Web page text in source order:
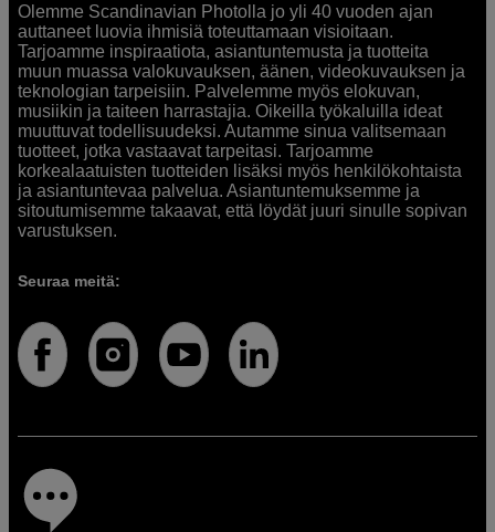
Olemme Scandinavian Photolla jo yli 40 vuoden ajan
auttaneet luovia ihmisiä toteuttamaan visioitaan.
Tarjoamme inspiraatiota, asiantuntemusta ja tuotteita
muun muassa valokuvauksen, äänen, videokuvauksen ja
teknologian tarpeisiin. Palvelemme myös elokuvan,
musiikin ja taiteen harrastajia. Oikeilla työkaluilla ideat
muuttuvat todellisuudeksi. Autamme sinua valitsemaan
tuotteet, jotka vastaavat tarpeitasi. Tarjoamme
korkealaatuisten tuotteiden lisäksi myös henkilökohtaista
ja asiantuntevaa palvelua. Asiantuntemuksemme ja
sitoutumisemme takaavat, että löydät juuri sinulle sopivan
varustuksen.
Seuraa meitä: